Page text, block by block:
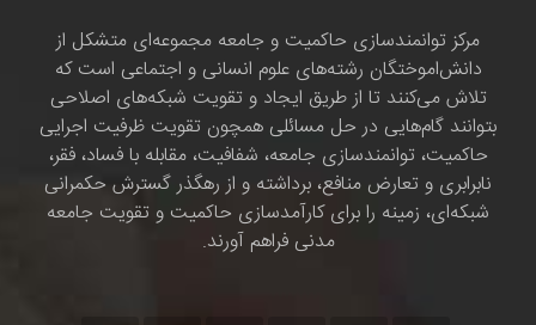
مرکز توانمندسازی حاکمیت و جامعه مجموعه‌ای متشکل از
دانش‌اموختگان رشته‌های علوم انسانی و اجتماعی است که
تلاش می‌کنند تا از طریق ایجاد و تقویت شبکه‌های اصلاحی
بتوانند گام‌هایی در حل مسائلی همچون تقویت ظرفیت اجرایی
حاکمیت، توانمندسازی جامعه، شفافیت، مقابله با فساد، فقر،
نابرابری و تعارض منافع، برداشته و از رهگذر گسترش حکمرانی
شبکه‌ای، زمینه را برای کارآمدسازی حاکمیت و تقویت جامعه
مدنی فراهم آورند.